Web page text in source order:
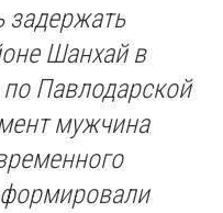
задержать
Шанхай в
Павлодарской
мужчина